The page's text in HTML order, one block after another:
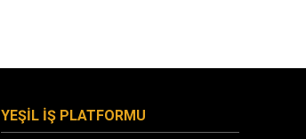
YEŞİL İŞ PLATFORMU